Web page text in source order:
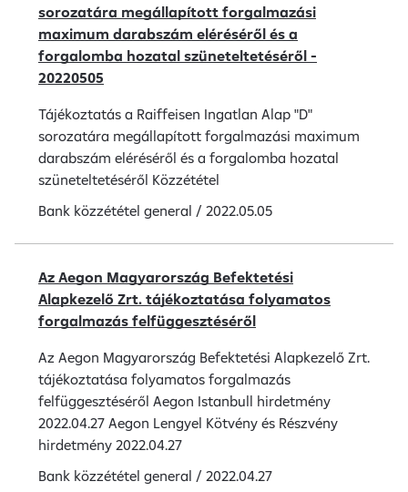
sorozatára megállapított forgalmazási
maximum darabszám eléréséről és a
forgalomba hozatal szüneteltetéséről -
20220505
Tájékoztatás a Raiffeisen Ingatlan Alap "D"
sorozatára megállapított forgalmazási maximum
darabszám eléréséről és a forgalomba hozatal
szüneteltetéséről Közzététel
Bank közzététel general / 2022.05.05
Az Aegon Magyarország Befektetési
Alapkezelő Zrt. tájékoztatása folyamatos
forgalmazás felfüggesztéséről
Az Aegon Magyarország Befektetési Alapkezelő Zrt.
tájékoztatása folyamatos forgalmazás
felfüggesztéséről Aegon Istanbull hirdetmény
2022.04.27 Aegon Lengyel Kötvény és Részvény
hirdetmény 2022.04.27
Bank közzététel general / 2022.04.27